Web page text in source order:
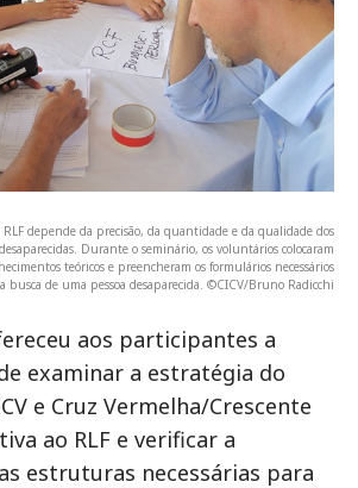
RLF depende da precisão, da quantidade e da qualidade dos
Durante o seminário, os voluntários colocaram
teóricos e preencheram os formulários necessários
busca de uma pessoa desaparecida. ©CICV/Bruno Radicchi
aos participantes a
examinar a estratégia do
e Cruz Vermelha/Crescente
ao RLF e verificar a
estruturas necessárias para